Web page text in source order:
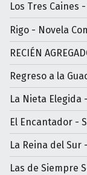
Los Tres Caines
Rigo - Novela
RECIÉN
Regreso a la
La Nieta Elegida
El Encantador -
La Reina del Sur
Las de Siempre